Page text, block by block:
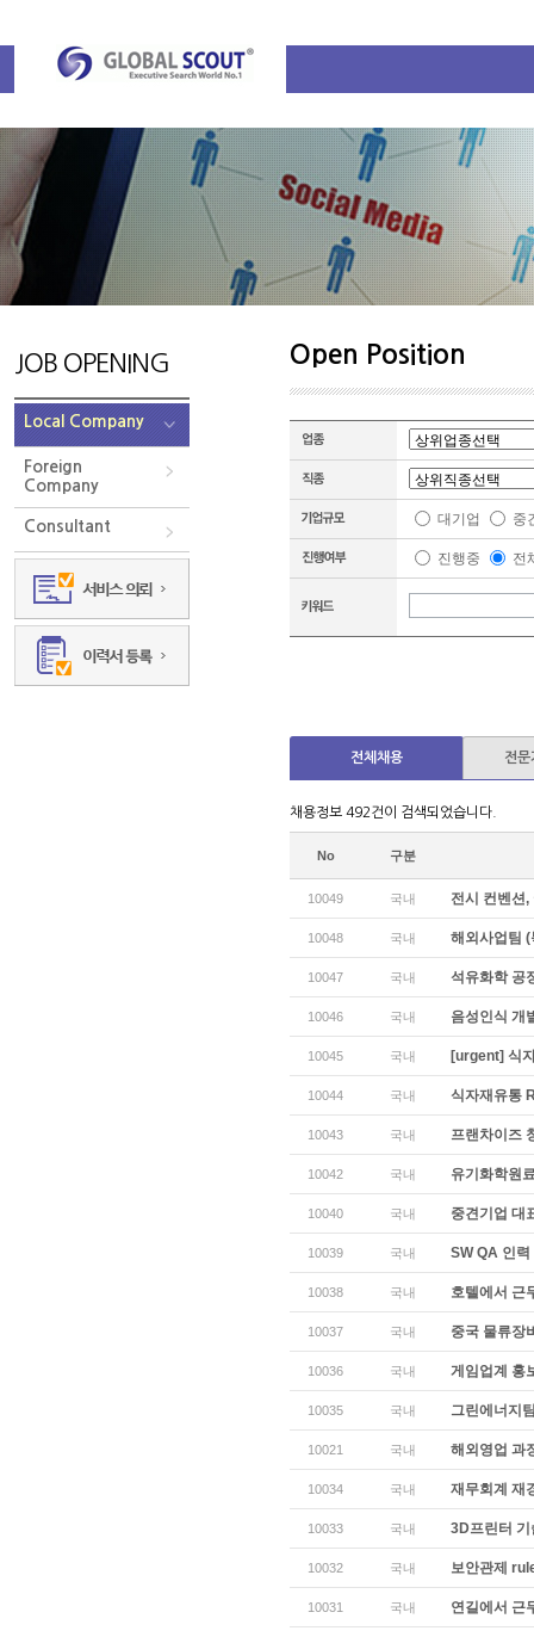
JOB OPENING
Local Company
Foreign
Company
Consultant
Open Position
대기업 중
진행중 전
전체채용 전문
채용정보 492건이 검색되었습니다.
No 구분
10049 국내 전시 컨벤션
10048 국내 해외사업팀
10047 국내 석유화학 공
10046 국내 음성인식 개
10045 국내 [urgent] 식
10044 국내 식자재유통
10043 국내 프랜차이즈
10042 국내 유기화학원
10040 국내 중견기업 대
10039 국내 SW QA 인력
10038 국내 호텔에서 근
10037 국내 중국 물류장
10036 국내 게임업계 홍
10035 국내 그린에너지
10021 국내 해외영업 과
10034 국내 재무회계 재
10033 국내 3D프린터
10032 국내 보안관제
10031 국내 연길에서 근